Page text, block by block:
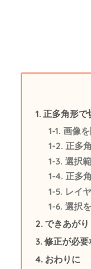
正多角形で
画像
正多
選択
正多
レイ
選択
できあがり
修正が必要
おわりに